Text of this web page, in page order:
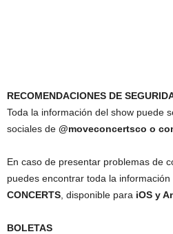
RECOMENDACIONES DE
Toda la información del show puede
sociales de @moveconcertsco o
En caso de presentar problemas de
puedes encontrar toda la información
CONCERTS , disponible para iOS y
BOLETAS